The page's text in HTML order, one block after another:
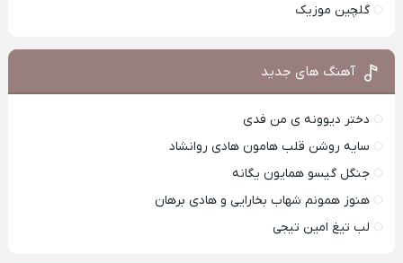
گلچین موزیک
آهنگ های جدید
دختر دیوونه ی من فدی
سایه روشن قلب هامون هادی روانشاد
جنگل گیسو همایون یگانه
هنوز همونم شهاب بخارایی و هادی برهان
لب تیغ امین تیجی